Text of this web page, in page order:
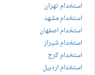
استخدام تهران
استخدام مشهد
استخدام اصفهان
استخدام شیراز
استخدام کرج
استخدام اردبیل